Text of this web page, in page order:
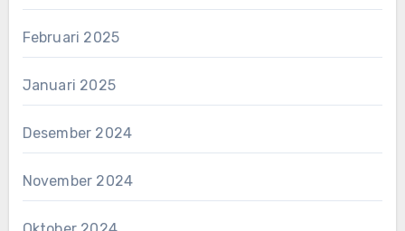
Februari 2025
Januari 2025
Desember 2024
November 2024